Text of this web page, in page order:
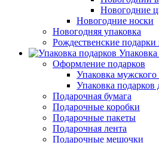
Новогодние
Новогодние носки
Новогодняя упаковка
Рождественские
Оформление подарков
Упаковка мужского
Упаковка
Подарочная бумага
Подарочные коробки
Подарочные пакеты
Подарочная лента
Подарочные мешочки